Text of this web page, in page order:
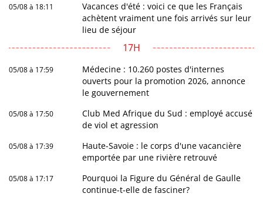
05/08 à 18:11
Vacances d'été : voici ce que les Français
achètent vraiment une fois arrivés sur leur
lieu de séjour
17H
05/08 à 17:59
Médecine : 10.260 postes d'internes
ouverts pour la promotion 2026, annonce
le gouvernement
05/08 à 17:50
Club Med Afrique du Sud : employé accusé
de viol et agression
05/08 à 17:39
Haute-Savoie : le corps d'une vacancière
emportée par une rivière retrouvé
05/08 à 17:17
Pourquoi la Figure du Général de Gaulle
continue-t-elle de fasciner?